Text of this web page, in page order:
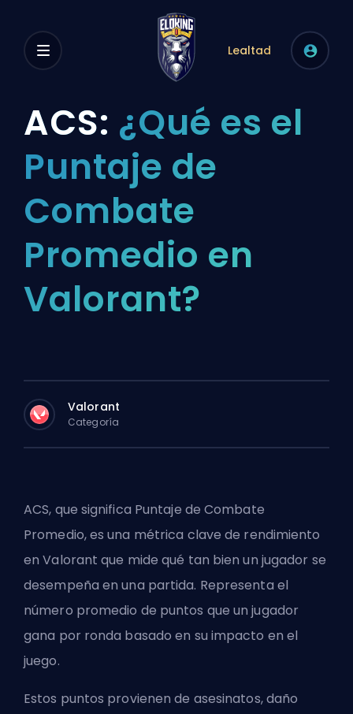
Lealtad
ACS: ¿Qué es el
Puntaje de
Combate
Promedio en
Valorant?
Valorant
Categoría
ACS, que significa Puntaje de Combate
Promedio, es una métrica clave de rendimiento
enValorantque mide qué tan bien un jugador se
desempeña en una partida. Representa el
número promedio de puntos que un jugador
gana por ronda basado en su impacto en el
juego.
Estos puntos provienen de asesinatos, daño